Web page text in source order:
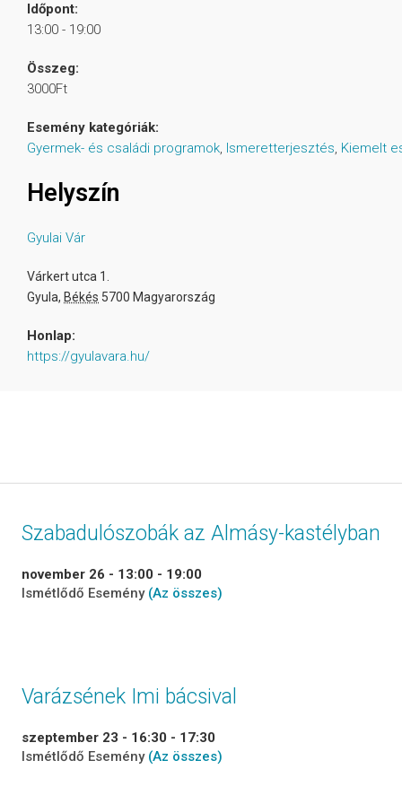
Időpont:
13:00 - 19:00
Összeg:
3000Ft
Esemény kategóriák:
Gyermek- és családi programok, Ismeretterjesztés, Kiemelt
Helyszín
Gyulai Vár
Várkert utca 1.
Gyula, Békés 5700 Magyarország
Honlap:
https://gyulavara.hu/
Szabadulószobák az Almásy-kastélyban
november 26 - 13:00 - 19:00
Ismétlődő Esemény (Az összes)
Varázsének Imi bácsival
szeptember 23 - 16:30 - 17:30
Ismétlődő Esemény (Az összes)